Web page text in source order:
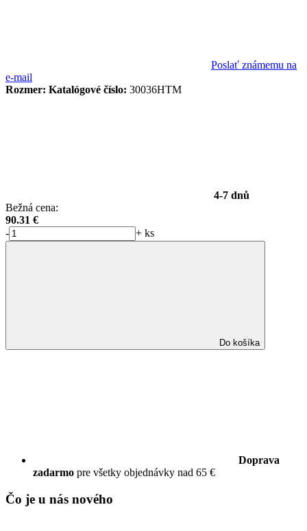
Poslať známemu na
e-mail
Rozmer: Katalógové číslo: 30036HTM
4-7 dnů
Bežná cena:
90.31 €
-
+ ks
Do košíka
Doprava
zadarmo pre všetky objednávky nad 65 €
Čo je u nás nového